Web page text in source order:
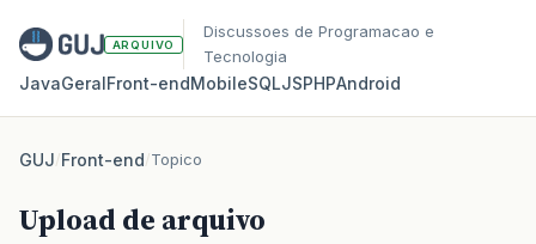
ARQUIVO
Discussoes de Programacao e
Tecnologia
JavaGeralFront‑endMobileSQLJSPHPAndroid
GUJ/Front-end/Topico
Upload de arquivo